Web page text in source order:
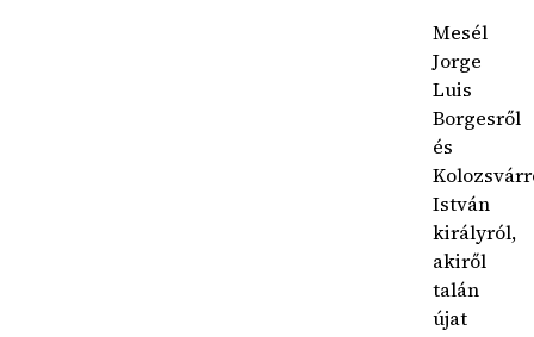
Mesél
Jorge
Luis
Borgesről
és
István
királyról,
akiről
talán
újat